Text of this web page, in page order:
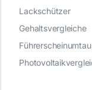
Lackschützer
Gehaltsvergleiche